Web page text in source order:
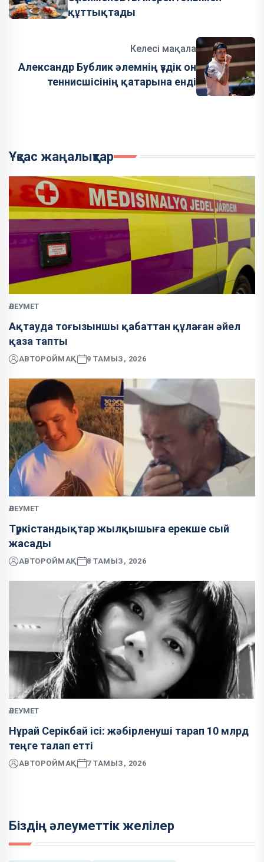
құттықтады
Келесі мақала
Александр Бублик әлемнің үздік он
теннисшісінің қатарына енді
Ұқсас жаңалықтар
ӘЛЕУМЕТ
Ақтауда тоғызыншы қабаттан құлаған әйел
қаза тапты
АВТОРОЙМАҚ 9 ТАМЫЗ, 2026
ӘЛЕУМЕТ
Түркістандықтар жылқышыға ерекше сый
жасады
АВТОРОЙМАҚ 8 ТАМЫЗ, 2026
ӘЛЕУМЕТ
Нұрай Серікбай ісі: жәбірленуші тарап 10 млрд
теңге талап етті
АВТОРОЙМАҚ 7 ТАМЫЗ, 2026
Біздің әлеуметтік желілер